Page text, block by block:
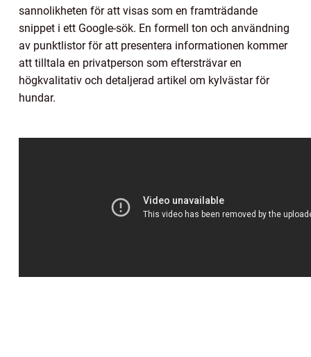
sannolikheten för att visas som en framträdande
snippet i ett Google-sök. En formell ton och användning
av punktlistor för att presentera informationen kommer
att tilltala en privatperson som eftersträvar en
högkvalitativ och detaljerad artikel om kylvästar för
hundar.